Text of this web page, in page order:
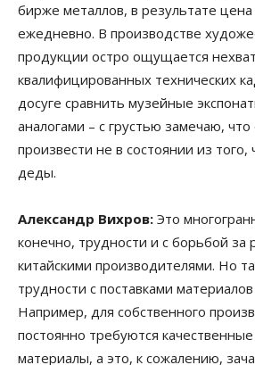
бирже металлов, в результате
ежедневно. В производстве
продукции остро ощущается
квалифицированных технических
досуге сравнить музейные
аналогами – с грустью замечаю,
произвести не в состоянии из
деды.
Александр Вихров: Это
конечно, трудности и с борьбой за
китайскими производителями. Но
трудности с поставками
Например, для собственного
постоянно требуются
материалы, а это, к сожалению,